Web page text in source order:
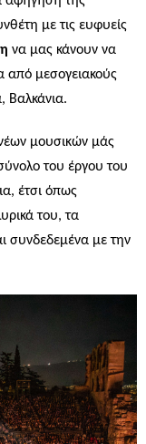
με τις ευφυείς
να μας κάνουν να
από μεσογειακούς
Βαλκάνια.
μουσικών μάς
του έργου του
έτσι όπως
του, τα
συνδεδεμένα με την